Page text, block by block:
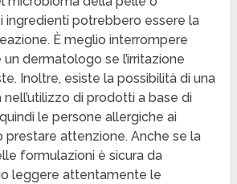
ingredienti potrebbero essere la
È meglio interrompere
un dermatologo se l’irritazione
Inoltre, esiste la possibilità di una
di prodotti a base di
le persone allergiche ai
prestare attenzione. Anche se la
formulazioni è sicura da
leggere attentamente le